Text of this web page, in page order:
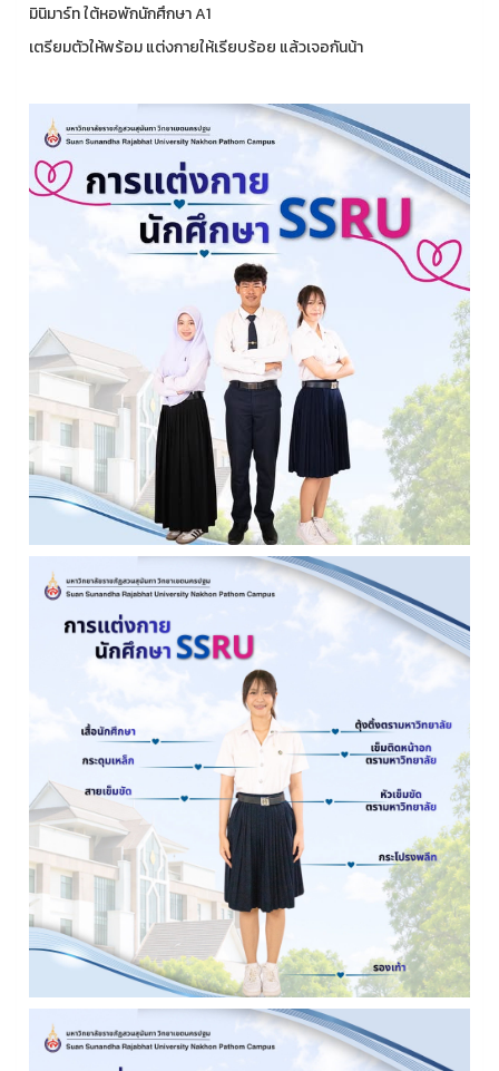
มินิมาร์ท ใต้หอพักนักศึกษา A1
เตรียมตัวให้พร้อม แต่งกายให้เรียบร้อย แล้วเจอกันน้า